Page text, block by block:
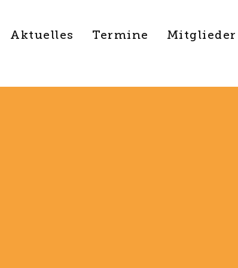
Aktuelles Termine Mitglieder